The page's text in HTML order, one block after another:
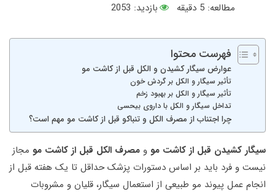
مطالعه: 5 دقیقه بازدید: 2053
فهرست محتوا
عوارض سیگار کشیدن و الکل قبل از کاشت مو
تأثیر سیگار و الکل بر گردش خون
تأثیر سیگار و الکل بر بهبود زخم
تداخل سیگار و الکل با داروی بیحسی
چرا اجتناب از مصرف الکل و تنباکو قبل از کاشت مو مهم است؟
سیگار کشیدن قبل از کاشت مو و مصرف الکل قبل از کاشت مو مجاز
نیست و فرد باید بر اساس دستورات پزشک حداقل تا یک هفته قبل از
انجام عمل پیوند مو طبیعی از استعمال سیگار، قلیان و مشروبات